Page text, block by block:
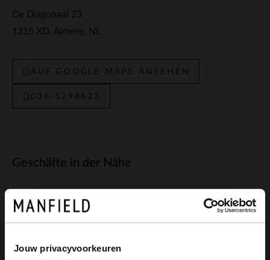
Jouw privacyvoorkeuren
De Diagonaal 23
1315 XD Almere NL
AUF GOOGLE MAPS ANSEHEN
036-5298623
Geschäfte in der Nähe
Manfield Hilversum
1211 CK Hilversum NL